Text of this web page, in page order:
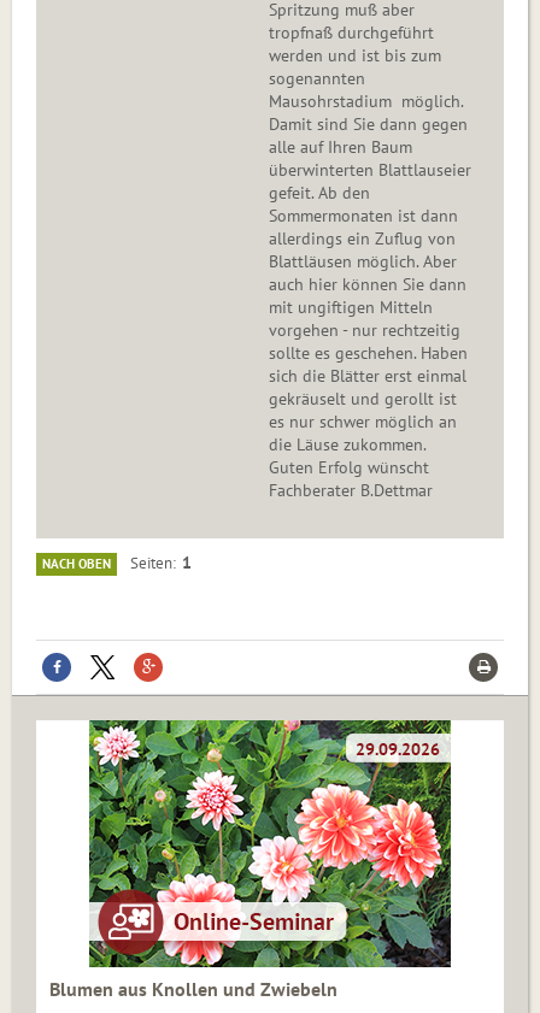
Spritzung muß aber
tropfnaß durchgeführt
werden und ist bis zum
sogenannten
Mausohrstadium möglich.
Damit sind Sie dann gegen
alle auf Ihren Baum
überwinterten Blattlauseier
gefeit. Ab den
Sommermonaten ist dann
allerdings ein Zuflug von
Blattläusen möglich. Aber
auch hier können Sie dann
mit ungiftigen Mitteln
vorgehen - nur rechtzeitig
sollte es geschehen. Haben
sich die Blätter erst einmal
gekräuselt und gerollt ist
es nur schwer möglich an
die Läuse zukommen.
Guten Erfolg wünscht
Fachberater B.Dettmar
NACH OBEN Seiten 1
Blumen aus Knollen und Zwiebeln